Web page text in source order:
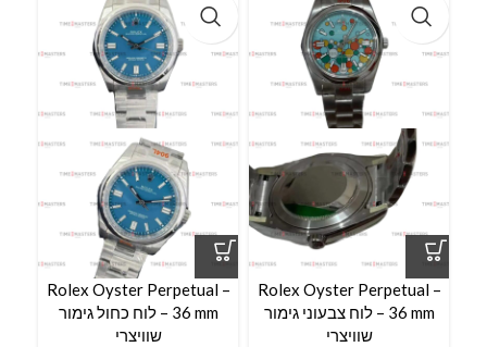
Rolex Oyster Perpetual –
36 mm – לוח צבעוני גימור
שוויצרי
Rolex Oyster Perpetual –
36 mm – לוח כחול גימור
שוויצרי